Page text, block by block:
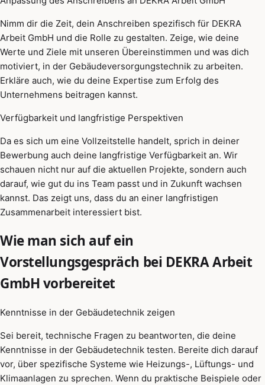
Nimm dir die Zeit, dein Anschreiben spezifisch für DEKRA
Arbeit GmbH und die Rolle zu gestalten. Zeige, wie deine
Werte und Ziele mit unseren Übereinstimmen und was dich
motiviert, in der Gebäudeversorgungstechnik zu arbeiten.
Erkläre auch, wie du deine Expertise zum Erfolg des
Unternehmens beitragen kannst.
Verfügbarkeit und langfristige Perspektiven
Da es sich um eine Vollzeitstelle handelt, sprich in deiner
Bewerbung auch deine langfristige Verfügbarkeit an. Wir
schauen nicht nur auf die aktuellen Projekte, sondern auch
darauf, wie gut du ins Team passt und in Zukunft wachsen
kannst. Das zeigt uns, dass du an einer langfristigen
Zusammenarbeit interessiert bist.
Wie man sich auf ein
Vorstellungsgespräch bei DEKRA Arbeit
GmbH vorbereitet
Kenntnisse in der Gebäudetechnik zeigen
Sei bereit, technische Fragen zu beantworten, die deine
Kenntnisse in der Gebäudetechnik testen. Bereite dich darauf
vor, über spezifische Systeme wie Heizungs-, Lüftungs- und
Klimaanlagen zu sprechen. Wenn du praktische Beispiele oder